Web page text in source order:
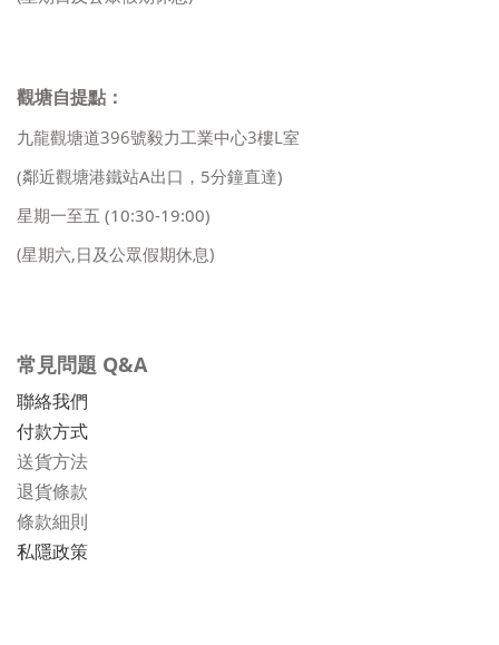
觀塘自提點：
九龍觀塘道396號毅力工業中心3樓L室
(鄰近觀塘港鐵站A出口，5分鐘直達)
星期一至五 (10:30-19:00)
(星期六,日及公眾假期休息)
常見問題 Q&A
聯絡我們
付款方式
送貨方法
退貨條款
條款細則
私隱政策